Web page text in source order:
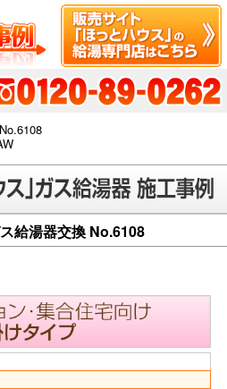
給湯器交換 No.6108